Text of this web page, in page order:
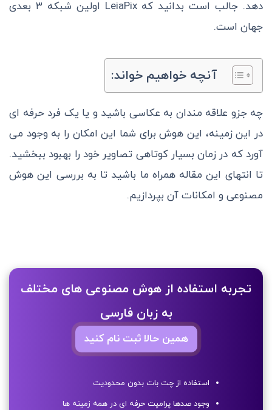
دهد. جالب است بدانید که LeiaPix اولین شبکه ۳ بعدی
جهان است.
آنچه خواهیم خواند:
چه جزو علاقه مندان به عکاسی باشید و یا یک فرد حرفه ای
در این زمینه، این هوش برای شما این امکان را به وجود می
آورد که در زمان بسیار کوتاهی تصاویر خود را بهبود ببخشید.
تا انتهای این مقاله همراه ما باشید تا به بررسی این هوش
مصنوعی و امکانات آن بپردازیم.
تجربه استفاده از هوش مصنوعی های مختلف
به زبان فارسی
همین حالا ثبت نام کنید
استفاده از چت بات بدون محدودیت
وجود صدها پرامپت حرفه ای در همه زمینه ها